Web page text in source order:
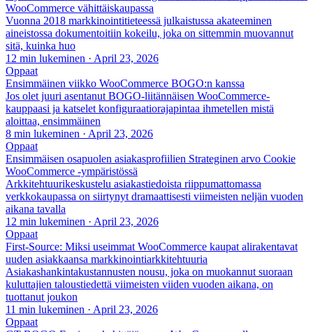
WooCommerce vähittäiskaupassa
Vuonna 2018 markkinointitieteessä julkaistussa akateeminen
aineistossa dokumentoitiin kokeilu, joka on sittemmin muovannut
sitä, kuinka huo
12 min lukeminen · April 23, 2026
Oppaat
Ensimmäinen viikko WooCommerce BOGO:n kanssa
Jos olet juuri asentanut BOGO-liitännäisen WooCommerce-
kauppaasi ja katselet konfiguraatiorajapintaa ihmetellen mistä
aloittaa, ensimmäinen
8 min lukeminen · April 23, 2026
Oppaat
Ensimmäisen osapuolen asiakasprofiilien Strateginen arvo Cookie
WooCommerce -ympäristössä
Arkkitehtuurikeskustelu asiakastiedoista riippumattomassa
verkkokaupassa on siirtynyt dramaattisesti viimeisten neljän vuoden
aikana tavalla
12 min lukeminen · April 23, 2026
Oppaat
First-Source: Miksi useimmat WooCommerce kaupat alirakentavat
uuden asiakkaansa markkinointiarkkitehtuuria
Asiakashankintakustannusten nousu, joka on muokannut suoraan
kuluttajien taloustiedettä viimeisten viiden vuoden aikana, on
tuottanut joukon
11 min lukeminen · April 23, 2026
Oppaat